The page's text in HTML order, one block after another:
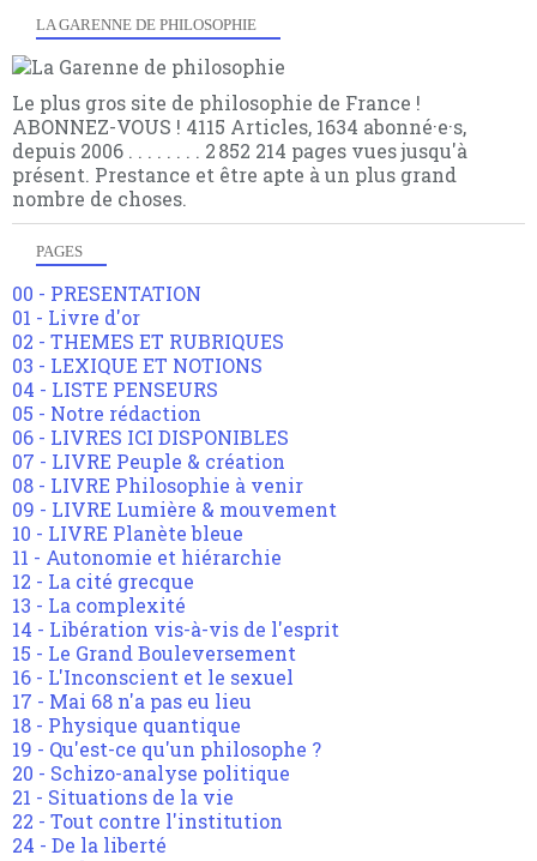
LA GARENNE DE PHILOSOPHIE
Le plus gros site de philosophie de France !
ABONNEZ-VOUS ! 4115 Articles, 1634 abonné·e·s,
depuis 2006 . . . . . . . . 2 852 214 pages vues jusqu'à
présent. Prestance et être apte à un plus grand
nombre de choses.
PAGES
00 - PRESENTATION
01 - Livre d'or
02 - THEMES ET RUBRIQUES
03 - LEXIQUE ET NOTIONS
04 - LISTE PENSEURS
05 - Notre rédaction
06 - LIVRES ICI DISPONIBLES
07 - LIVRE Peuple & création
08 - LIVRE Philosophie à venir
09 - LIVRE Lumière & mouvement
10 - LIVRE Planète bleue
11 - Autonomie et hiérarchie
12 - La cité grecque
13 - La complexité
14 - Libération vis-à-vis de l'esprit
15 - Le Grand Bouleversement
16 - L'Inconscient et le sexuel
17 - Mai 68 n'a pas eu lieu
18 - Physique quantique
19 - Qu'est-ce qu'un philosophe ?
20 - Schizo-analyse politique
21 - Situations de la vie
22 - Tout contre l'institution
24 - De la liberté